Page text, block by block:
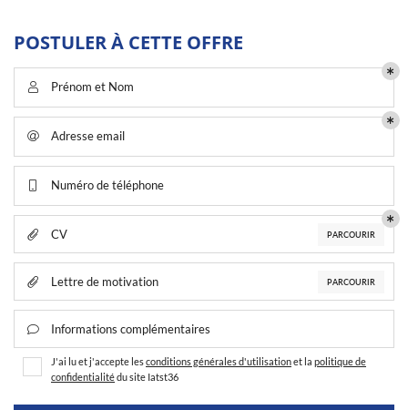
AVIS
ACTUALITÉS
CONTACT
REJOIGNEZ-
POSTULER À CETTE OFFRE
 Prénom et Nom
 Adresse email
Numéro de téléphone
 CV PARCOURIR
 Lettre de motivation PARCOURIR
 Informations complémentaires
J'ai lu et j'accepte lesconditions générales d'utilisationet la politique de
confidentialitédu site Iatst36